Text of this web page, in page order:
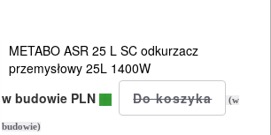
METABO ASR 25 L SC odkurzacz
przemysłowy 25L 1400W
w budowie PLN
(w
budowie)